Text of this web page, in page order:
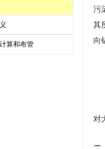
算和布管
污
其
向
对